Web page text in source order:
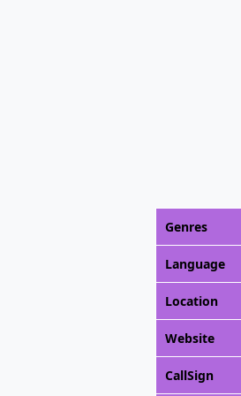
Genres
Language
Location
Website
CallSign